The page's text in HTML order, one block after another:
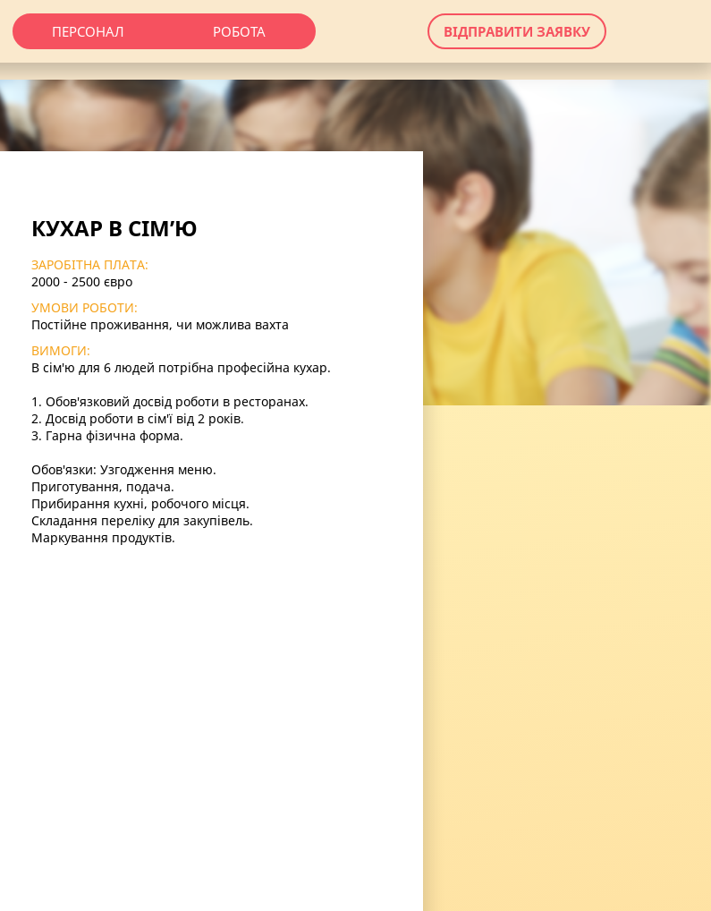
ПЕРСОНАЛ РОБОТА ВІДПРАВИТИ ЗАЯВКУ
КУХАР В СІМ’Ю
ЗАРОБІТНА ПЛАТА:
2000 - 2500 євро
УМОВИ РОБОТИ:
Постійне проживання, чи можлива вахта
ВИМОГИ:
В сім'ю для 6 людей потрібна професійна кухар.
1. Обов'язковий досвід роботи в ресторанах.
2. Досвід роботи в сім'ї від 2 років.
3. Гарна фізична форма.
Обов'язки: Узгодження меню.
Приготування, подача.
Прибирання кухні, робочого місця.
Складання переліку для закупівель.
Маркування продуктів.